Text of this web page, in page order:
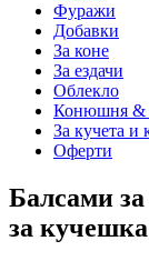
Фуражи
Добавки
За коне
За ездачи
Облекло
Конюшня &
За кучета и
Оферти
Балсами
за